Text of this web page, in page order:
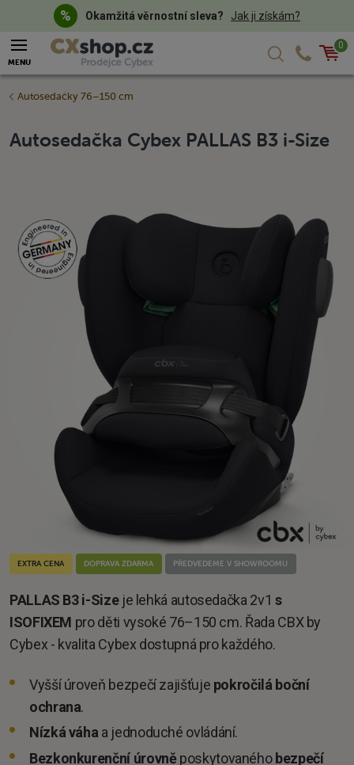
Okamžitá věrnostní sleva? Jak ji získám?
Košík
0
MENU
Autosedačky 76–150 cm
Autosedačka Cybex PALLAS B3 i-Size
EXTRA CENA DOPRAVA ZDARMA PŘEDVEDEME V SHOWROOMU
PALLAS B3 i-Sizeje lehká autosedačka 2v1 s
ISOFIXEM pro děti vysoké 76–150 cm. Řada CBX by
Cybex - kvalita Cybex dostupná pro každého.
Vyšší úroveň bezpečí zajišťuje pokročilá boční
ochrana.
Nízká váha a jednoduché ovládání.
Bezkonkurenční úrovněposkytovanéhobezpečí